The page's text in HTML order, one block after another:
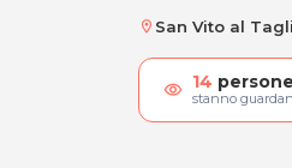
location_on San Vito al
visibility 14 persone
stanno